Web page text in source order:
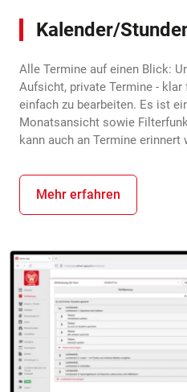
Kalender/
Alle Termine auf einen Blick:
Aufsicht, private Termine -
einfach zu bearbeiten. Es ist
Monatsansicht sowie
kann auch an Termine erinnert
Mehr erfahren